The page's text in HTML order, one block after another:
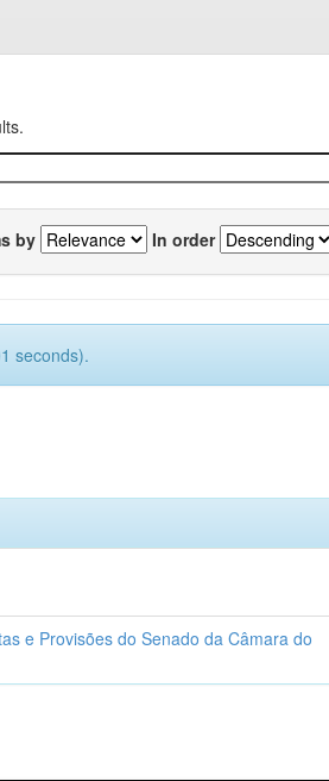
by In order
seconds).
e Provisões do Senado da Câmara do